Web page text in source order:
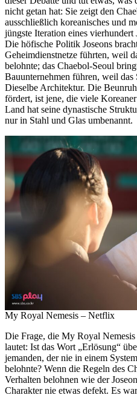
nicht getan hat: Sie zeigt den
ausschließlich koreanisches und
jüngste Iteration eines vierhundert
Die höfische Politik Joseons
Geheimdienstnetze führten, weil
belohnte; das Chaebol-Seoul
Bauunternehmen führen, weil das
Dieselbe Architektur. Die
fördert, ist jene, die viele
Land hat seine dynastische
nur in Stahl und Glas umbenannt.
My Royal Nemesis – Netflix
Die Frage, die My Royal
lautet: Ist das Wort „Erlösung“
jemanden, der nie in einem
belohnte? Wenn die Regeln des
Verhalten belohnen wie der
Charakter nie etwas defekt. Es